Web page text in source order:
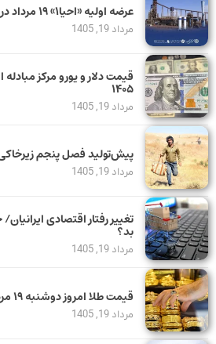
عرضه اولیه «احیا۱» ۱۹ مرداد در فرابورس
مرداد 19, 1405
۱۴۰۵
مرداد 19, 1405
پیش‌تولید فصل پنجم
مرداد 19, 1405
تغییر رفتار اقتصادی
بد؟
مرداد 19, 1405
قیمت طلا امروز دوشنبه ۱۹ مرداد ۱۴۰۵
مرداد 19, 1405